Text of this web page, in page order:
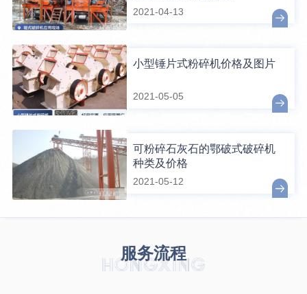
2021-04-13
小型锤片式粉碎机价格及图片
2021-05-05
可粉碎石灰石的鄂破式破碎机
种类及价格
2021-05-12
服务流程